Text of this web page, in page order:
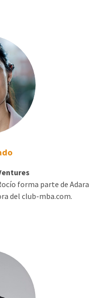
forma parte de Adara
del club-mba.com.